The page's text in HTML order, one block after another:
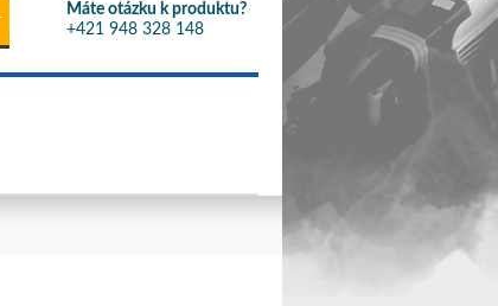
Máte otázku k produktu?
+421 948 328 148